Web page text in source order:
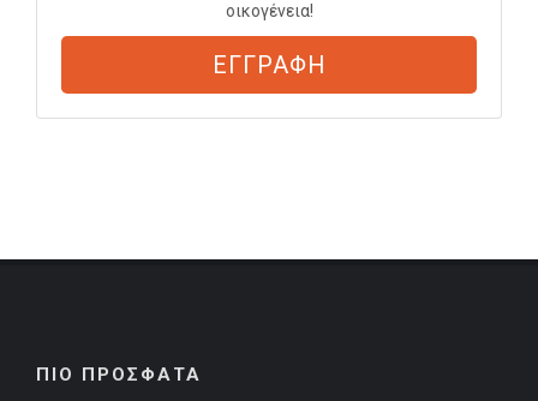
οικογένεια!
ΕΓΓΡΑΦΗ
ΠΙΟ ΠΡΟΣΦΑΤΑ